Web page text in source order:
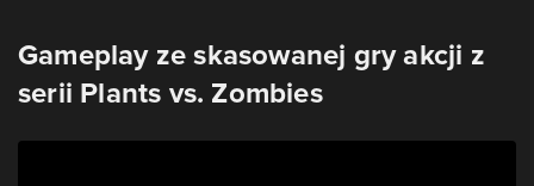
Gameplay ze skasowanej gry akcji z
serii Plants vs. Zombies